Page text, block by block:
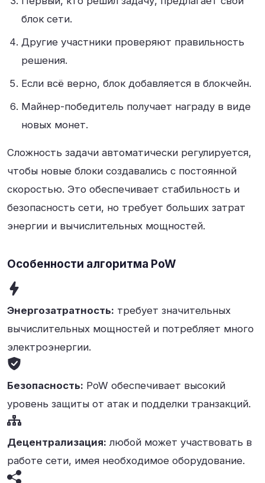
блок сети.
Другие участники проверяют правильность
решения.
Если всё верно, блок добавляется в блокчейн.
Майнер-победитель получает награду в виде
новых монет.
Сложность задачи автоматически регулируется,
чтобы новые блоки создавались с постоянной
скоростью. Это обеспечивает стабильность и
безопасность сети, но требует больших затрат
энергии и вычислительных мощностей.
Особенности алгоритма PoW
Энергозатратность: требует значительных
вычислительных мощностей и потребляет много
электроэнергии.
Безопасность: PoW обеспечивает высокий
уровень защиты от атак и подделки транзакций.
Децентрализация: любой может участвовать в
работе сети, имея необходимое оборудование.